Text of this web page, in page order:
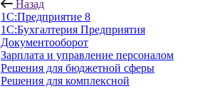
Назад
1С:Предприятие 8
1С:Бухгалтерия Предприятия
Документооборот
Зарплата и управление персоналом
Решения для бюджетной сферы
Решения для комплексной